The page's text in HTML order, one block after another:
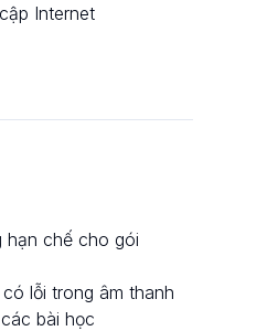
Internet
hạn chế cho gói
lỗi trong âm thanh
bài học